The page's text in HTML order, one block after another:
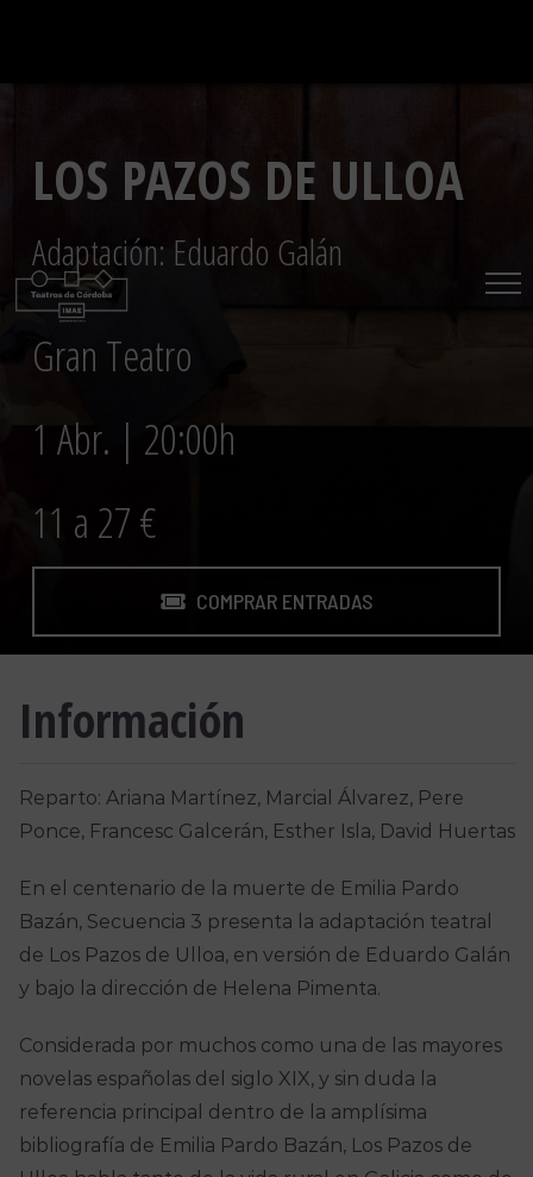
contenido
LOS PAZOS DE ULLOA
Adaptación: Eduardo Galán
Gran Teatro
1 Abr. | 20:00h
11 a 27 €
COMPRAR ENTRADAS
Información
Reparto: Ariana Martínez, Marcial Álvarez, Pere
Ponce, Francesc Galcerán, Esther Isla, David Huertas
En el centenario de la muerte de Emilia Pardo
Bazán, Secuencia 3 presenta la adaptación teatral
de Los Pazos de Ulloa, en versión de Eduardo Galán
y bajo la dirección de Helena Pimenta.
Considerada por muchos como una de las mayores
novelas españolas del siglo XIX, y sin duda la
referencia principal dentro de la amplísima
bibliografía de Emilia Pardo Bazán, Los Pazos de